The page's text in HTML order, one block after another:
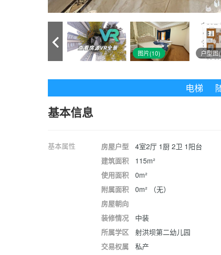
图片(10) 户型图
电梯
基本信息
基本属性 房屋户型
4室2厅 1厨 2卫 1阳台
建筑面积
115m²
使用面积
0m²
附属面积
0m² （无）
房屋朝向
装修情况
中装
所属学区
射洪坝第二幼儿园
交易权属
私产